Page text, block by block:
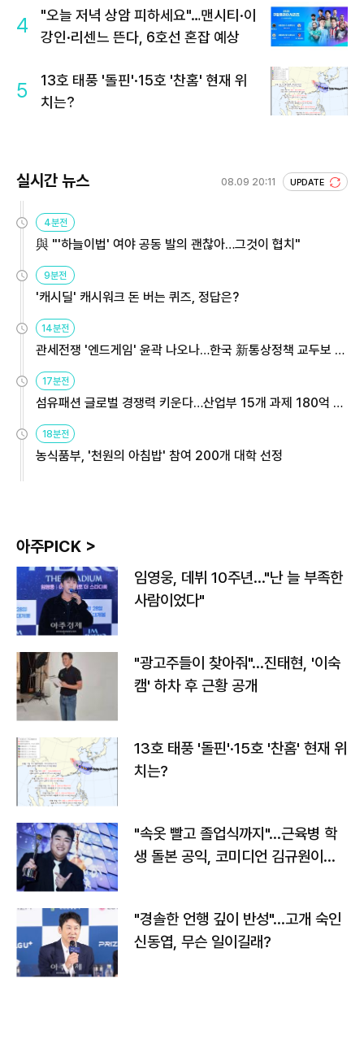
4
"오늘 저녁 상암 피하세요"…맨시티·이
강인·리센느 뜬다, 6호선 혼잡 예상
5
13호 태풍 '돌핀'·15호 '찬홈' 현재 위
치는?
실시간 뉴스 08.09 20:11 UPDATE
4분전
與 "'하늘이법' 여야 공동 발의 괜찮아…그것이 협치"
9분전
'캐시딜' 캐시워크 돈 버는 퀴즈, 정답은?
14분전
관세전쟁 '엔드게임' 윤곽 나오나…한국 新통상정책 교두보 활
17분전
섬유패션 글로벌 경쟁력 키운다…산업부 15개 과제 180억 지
18분전
농식품부, '천원의 아침밥' 참여 200개 대학 선정
아주PICK >
임영웅, 데뷔 10주년…"난 늘 부족한
사람이었다"
"광고주들이 찾아줘"…진태현, '이숙
캠' 하차 후 근황 공개
13호 태풍 '돌핀'·15호 '찬홈' 현재 위
치는?
"속옷 빨고 졸업식까지"…근육병 학
생 돌본 공익, 코미디언 김규원이었
"경솔한 언행 깊이 반성"…고개 숙인
신동엽, 무슨 일이길래?